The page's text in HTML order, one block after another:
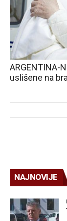
ARGENTINA-
uslišene na
NAJNOVIJE